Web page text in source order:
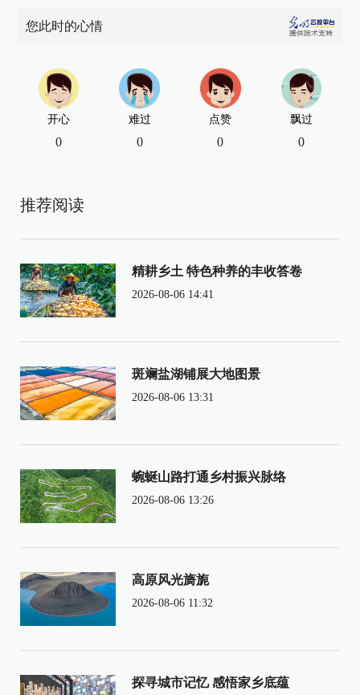
您此时的心情
开心
0
难过
0
点赞
0
飘过
0
推荐阅读
精耕乡土 特色种养的丰收答卷
2026-08-06 14:41
斑斓盐湖铺展大地图景
2026-08-06 13:31
蜿蜒山路打通乡村振兴脉络
2026-08-06 13:26
高原风光旖旎
2026-08-06 11:32
探寻城市记忆 感悟家乡底蕴